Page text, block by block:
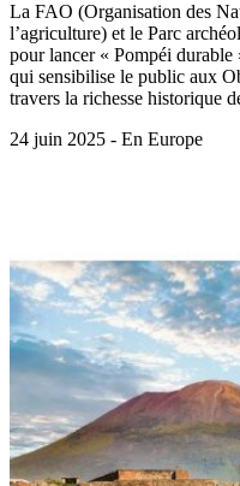
La FAO (Organisation des
l’agriculture) et le Parc
pour lancer « Pompéi
qui sensibilise le public aux
travers la richesse historique
24 juin 2025 - En Europe